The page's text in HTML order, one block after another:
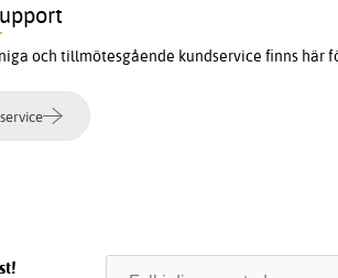
och tillmötesgående kundservice finns här